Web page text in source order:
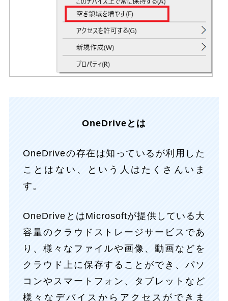
OneDriveとは
OneDriveの存在は知っているが利用した
ことはない、という人はたくさんいま
す。
OneDriveとはMicrosoftが提供している大
容量のクラウドストレージサービスであ
り、様々なファイルや画像、動画などを
クラウド上に保存することができ、パソ
コンやスマートフォン、タブレットなど
様々なデバイスからアクセスができま